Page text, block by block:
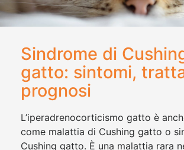
Sindrome di
gatto: sintomi,
prognosi
L’iperadrenocorticismo gatto è
come malattia di Cushing gatto o
Cushing gatto. È una malattia rara